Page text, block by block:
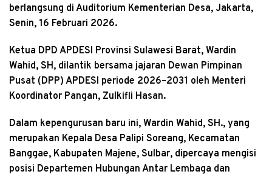
berlangsung di Auditorium Kementerian Desa, Jakarta,
Senin, 16 Februari 2026.
Ketua DPD APDESI Provinsi Sulawesi Barat, Wardin
Wahid, SH, dilantik bersama jajaran Dewan Pimpinan
Pusat (DPP) APDESI periode 2026–2031 oleh Menteri
Koordinator Pangan, Zulkifli Hasan.
Dalam kepengurusan baru ini, Wardin Wahid, SH., yang
merupakan Kepala Desa Palipi Soreang, Kecamatan
Banggae, Kabupaten Majene, Sulbar, dipercaya mengisi
posisi Departemen Hubungan Antar Lembaga dan